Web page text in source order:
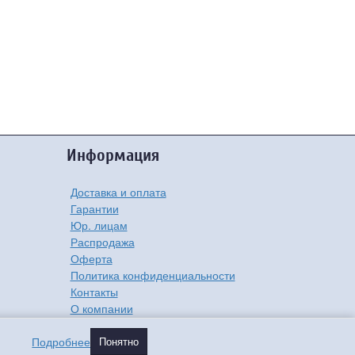
Подробнее Понятно
Информация
Доставка и оплата
Гарантии
Юр. лицам
Распродажа
Оферта
Политика конфиденциальности
Контакты
О компании